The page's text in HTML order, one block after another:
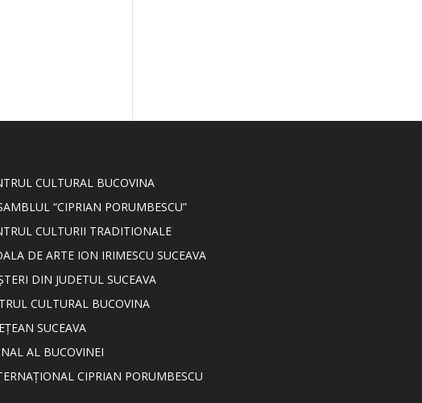
CULTURAL BUCOVINA
“CIPRIAN PORUMBESCU”
CULTURII TRADITIONALE
DE ARTE ION IRIMESCU SUCEAVA
DIN JUDETUL SUCEAVA
CULTURAL BUCOVINA
SUCEAVA
AL BUCOVINEI
CIPRIAN PORUMBESCU